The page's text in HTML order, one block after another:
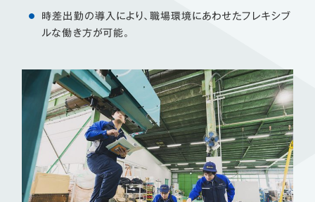
時差出勤の導入により、職場環境にあわせたフレキシブ
ルな働き方が可能。